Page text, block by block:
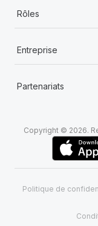
Rôles
Entreprise
Partenariats
Copyright © 2026.
Politique de